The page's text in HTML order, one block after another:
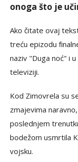
onoga što je
Ako čitate ovaj
treću epizodu
naziv "Duga noć" i
televiziji.
Kod Zimovrela su
zmajevima
poslednjem
bodežom usmrtila
vojsku.